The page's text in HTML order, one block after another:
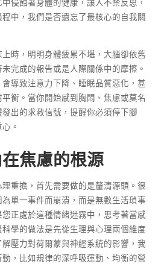
侵蝕著身體的健康，讓人不禁反思，
中，我們是否遺忘了最核心的自我關
時，明明身體疲累不堪，大腦卻依舊
完成的報告或是人際關係中的摩擦。
導致注意力下降、睡眠品質惡化，甚
衡。當你開始感到胸悶、焦慮或莫名
出的求救信號，提醒你必須停下腳
。
焦慮的根源
重擔，首先需要做的是釐清源頭。很
單一事件而崩潰，而是無數生活瑣事
正處於這種情緒迷霧中，思考著當感
科學的做法是先從生理與心理兩個維度
壓力對荷爾蒙與神經系統的影響，我
，比如規律的深呼吸運動、均衡的營